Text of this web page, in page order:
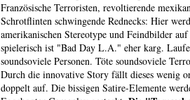
Französische Terroristen, revoltierende
Schrotflinten schwingende Rednecks: Hier
amerikanischen Stereotype und Feindbilder
spielerisch ist "Bad Day L.A." eher karg.
soundsoviele Personen. Töte soundsoviele
Durch die innovative Story fällt dieses wenig
doppelt auf. Die bissigen Satire-Elemente